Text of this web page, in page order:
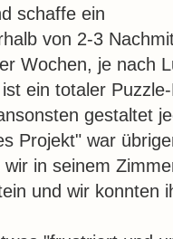
schaffe ein
von 2-3
Wochen, je nach
ein totaler
gestaltet
Projekt" war
wir in seinem
und wir konnten